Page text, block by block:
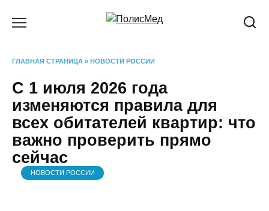
ГЛАВНАЯ СТРАНИЦА » НОВОСТИ РОССИИ
С 1 июля 2026 года
изменяются правила для
всех обитателей квартир: что
важно проверить прямо
сейчас
НОВОСТИ РОССИИ